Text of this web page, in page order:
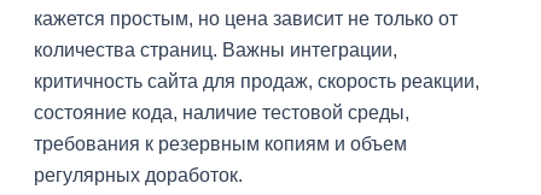
кажется простым, но цена зависит не только от
количества страниц. Важны интеграции,
критичность сайта для продаж, скорость реакции,
состояние кода, наличие тестовой среды,
требования к резервным копиям и объем
регулярных доработок.